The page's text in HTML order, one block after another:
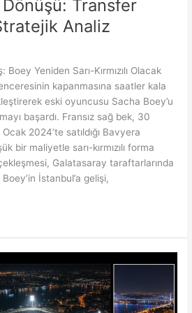
Dönüşü: Transfer
Analiz
Yeniden Sarı-Kırmızılı Olacak
kapanmasına saatler kala
eski oyuncusu Sacha Boey’u
başardı. Fransız sağ bek, 30
2024’te satıldığı Bavyera
bir maliyetle sarı-kırmızılı forma
Galatasaray taraftarlarında
İstanbul’a gelişi,